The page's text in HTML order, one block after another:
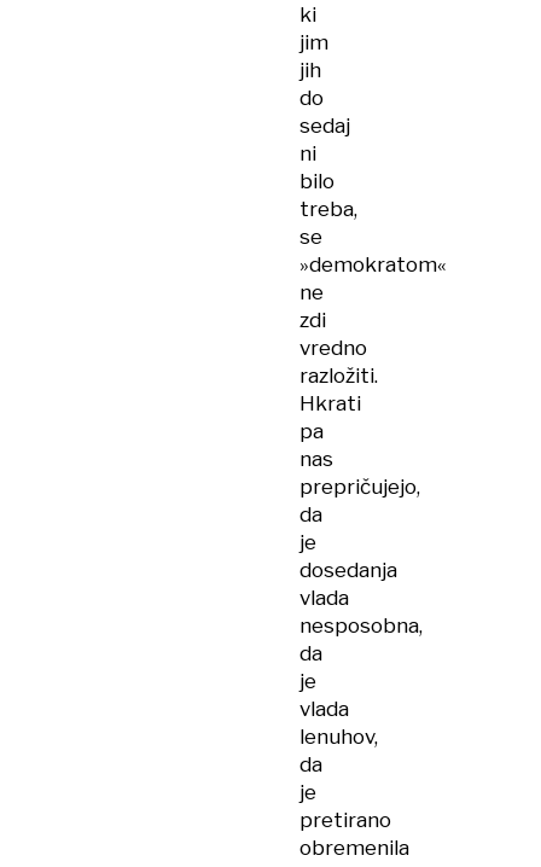
ki
jim
jih
do
sedaj
ni
bilo
treba,
se
»demokratom«
ne
zdi
vredno
razložiti.
Hkrati
pa
nas
prepričujejo,
da
je
dosedanja
vlada
nesposobna,
da
je
vlada
lenuhov,
da
je
pretirano
obremenila